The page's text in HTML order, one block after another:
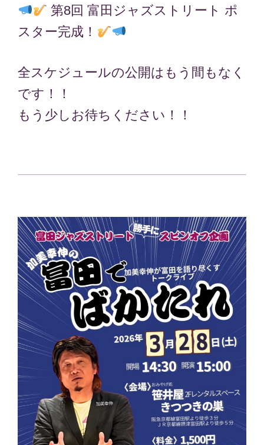
第8回 富田ジャズストリート ポ
スター完成！
全スケジュールの公開はもう間もなく
です！！
もう少しお待ちください！！